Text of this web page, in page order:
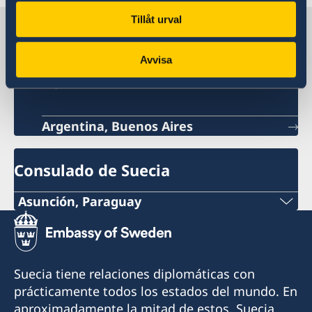
Tillåt urval
Avvisa
Suecia en Paraguay
Embajada de Suecia
Argentina, Buenos Aires
Consulado de Suecia
Asunción, Paraguay
Teléfono:
+595 21 2190 463
Celular:
Suecia tiene relaciones diplomáticas con
prácticamente todos los estados del mundo. En